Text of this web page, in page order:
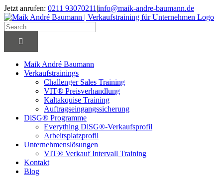
Skip
to
content
Jetzt anrufen: 0211 93070211 |info@maik-andre-baumann.de
Facebook
Twitter
LinkedIn
Xing
Search
Maik André Baumann
Verkaufstrainings
Challenger Sales Training
VIT® Preisverhandlung
Kaltakquise Training
Auftragseingangssicherung
DiSG® Programme
Everything DiSG®-Verkaufsprofil
Arbeitsplatzprofil
Unternehmenslösungen
VIT® Verkauf Intervall Training
Kontakt
Blog